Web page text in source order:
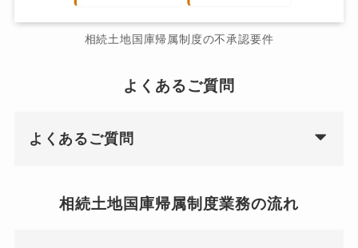
相続土地国庫帰属制度の不承認要件
よくあるご質問
よくあるご質問
相続土地国庫帰属制度業務の流れ